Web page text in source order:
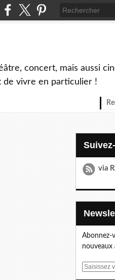
concert, mais aussi
de vivre en particulier !
via
Abonnez-
nouveaux
E